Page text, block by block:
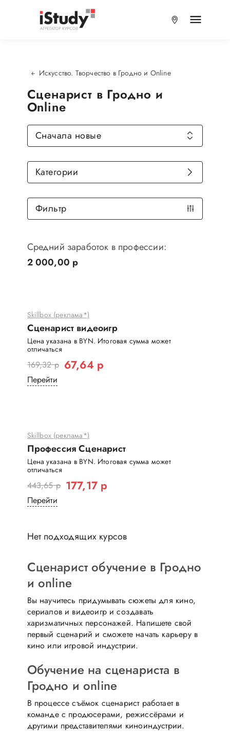
Искусство. Творчество в Гродно и Online
Сценарист в Гродно и
Online
Средний заработок в профессии:
2 000,00 р
Skillbox (реклама*)
Сценарист видеоигр
Цена указана в BYN. Итоговая сумма может
отличаться
169,32 р 67,64 р
Перейти
Skillbox (реклама*)
Профессия Сценарист
Цена указана в BYN. Итоговая сумма может
отличаться
443,65 р 177,17 р
Перейти
Нет подходящих курсов
Сценарист обучение в Гродно
и online
Вы научитесь придумывать сюжеты для кино,
сериалов и видеоигр и создавать
харизматичных персонажей. Напишете свой
первый сценарий и сможете начать карьеру в
кино или игровой индустрии.
Обучение на сценариста в
Гродно и online
В процессе съёмок сценарист работает в
команде с продюсерами, режиссёрами и
другими представителями киноиндустрии.
Сначала новые
Категории
Фильтр